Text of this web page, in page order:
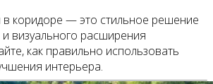
коридоре — это стильное решение
визуального расширения
как правильно использовать
интерьера.